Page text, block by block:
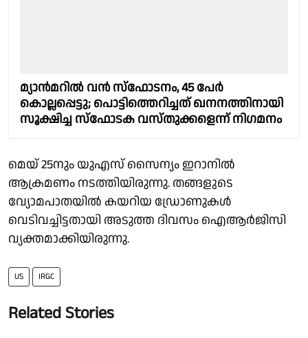
മ്യാന്‍മറില്‍ വന്‍ സ്‌ഫോടനം, 45 പേര്‍
കൊല്ലപ്പെട്ടു; പൊട്ടിത്തെറിച്ചത് ഖനനത്തിനായി
സൂക്ഷിച്ച സ്‌ഫോടക വസ്തുക്കളെന്ന് നിഗമനം
മെയ് 25നും യുഎസ് സൈന്യം ഇറാനില്‍
ആക്രമണം നടത്തിയിരുന്നു. തങ്ങളുടെ
വ്യോമപാതയില്‍ കയറിയ ഡ്രോണുകള്‍
വെടിവച്ചിട്ടതായി അടുത്ത ദിവസം ഐആര്‍ജിസി
വ്യക്തമാക്കിയിരുന്നു.
US IRGC
Related Stories